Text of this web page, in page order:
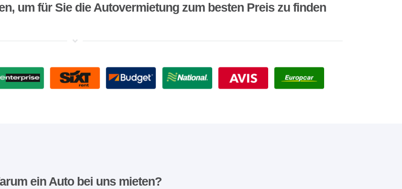
um für Sie die Autovermietung zum besten Preis zu finden
ein Auto bei uns mieten?